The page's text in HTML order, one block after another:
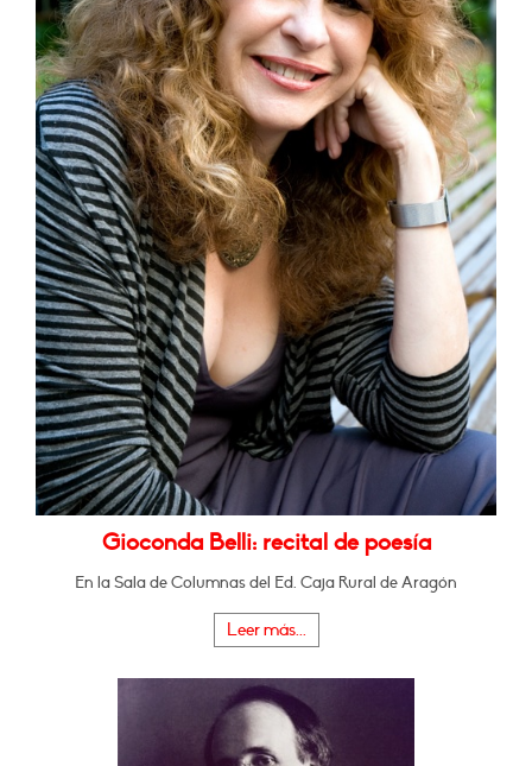
Gioconda Belli: recital de poesía
En la Sala de Columnas del Ed. Caja Rural de Aragón
Leer más...